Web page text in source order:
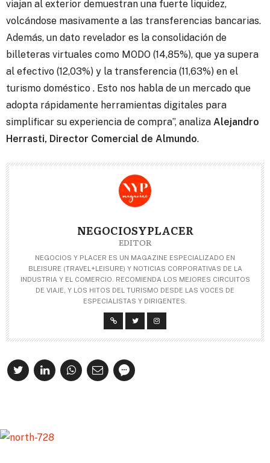
viajan al exterior demuestran una fuerte liquidez,
volcándose masivamente a las transferencias bancarias.
Además, un dato revelador es la consolidación de
billeteras virtuales como MODO (14,85%), que ya supera
al efectivo (12,03%) y la transferencia (11,63%) en el
turismo doméstico . Esto nos habla de un mercado que
adopta rápidamente herramientas digitales para
simplificar su experiencia de compra”, analiza Alejandro
Herrasti, Director Comercial de Almundo.
NEGOCIOSYPLACER
EDITOR
NEGOCIOS Y PLACER ES UN MAGAZINE ESPECIALIZADO EN
BLEISURE (TRAVEL+LEISURE) Y NOTICIAS CORPORATIVAS DE LA
INDUSTRIA Y EL COMERCIO. RECOMIENDA LOS MEJORES CIRCUITOS
DE VIAJE, Y LOS HITOS DEL TURISMO DESDE LAS VOCES DE
ESPECIALISTAS Y DIRIGENTES.